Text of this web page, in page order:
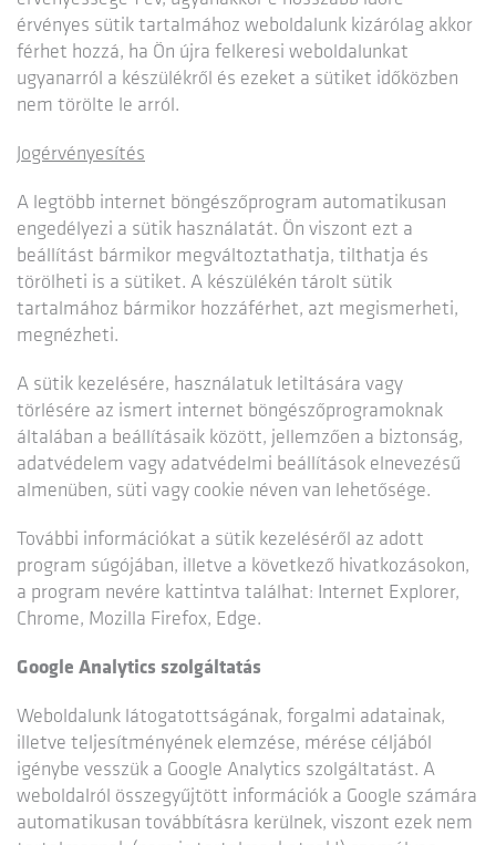
érvényes sütik tartalmához weboldalunk kizárólag akkor
férhet hozzá, ha Ön újra felkeresi weboldalunkat
ugyanarról a készülékről és ezeket a sütiket időközben
nem törölte le arról.
Jogérvényesítés
A legtöbb internet böngészőprogram automatikusan
engedélyezi a sütik használatát. Ön viszont ezt a
beállítást bármikor megváltoztathatja, tilthatja és
törölheti is a sütiket. A készülékén tárolt sütik
tartalmához bármikor hozzáférhet, azt megismerheti,
megnézheti.
A sütik kezelésére, használatuk letiltására vagy
törlésére az ismert internet böngészőprogramoknak
általában a beállításaik között, jellemzően a biztonság,
adatvédelem vagy adatvédelmi beállítások elnevezésű
almenüben, süti vagy cookie néven van lehetősége.
További információkat a sütik kezeléséről az adott
program súgójában, illetve a következő hivatkozásokon,
a program nevére kattintva találhat: Internet Explorer,
Chrome, Mozilla Firefox, Edge.
Google Analytics szolgáltatás
Weboldalunk látogatottságának, forgalmi adatainak,
illetve teljesítményének elemzése, mérése céljából
igénybe vesszük a Google Analytics szolgáltatást. A
weboldalról összegyűjtött információk a Google számára
automatikusan továbbításra kerülnek, viszont ezek nem